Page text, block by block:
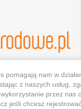
pomagają nam w
z naszych usług,
przez nas
jeśli chcesz